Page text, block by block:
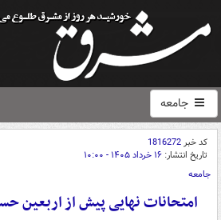
جامعه
کد خبر1816272
تاریخ انتشار: ۱۶ خرداد ۱۴۰۵ - ۱۰:۰۰
جامعه
امتحانات نهایی پیش از اربعین